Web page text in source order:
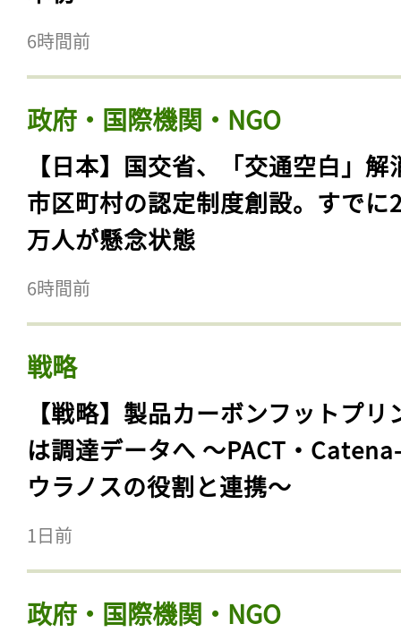
6時間前
政府・国際機関・NGO
【日本】国交省、「交通空白」解
市区町村の認定制度創設。すでに
万人が懸念状態
6時間前
戦略
【戦略】製品カーボンフットプリ
は調達データへ 〜PACT・
ウラノスの役割と連携〜
1日前
政府・国際機関・NGO